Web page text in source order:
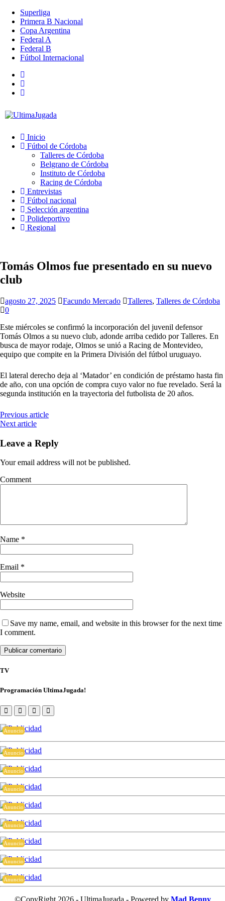
Superliga
Primera B Nacional
Copa Argentina
Federal A
Federal B
Fútbol Internacional
Inicio
Fútbol de Córdoba
Talleres de Córdoba
Belgrano de Córdoba
Instituto de Córdoba
Racing de Córdoba
Entrevistas
Fútbol nacional
Selección argentina
Polideportivo
Regional
Tomás Olmos fue presentado en su nuevo
club
agosto 27, 2025 Facundo Mercado Talleres, Talleres de Córdoba
0
Este miércoles se confirmó la incorporación del juvenil defensor
Tomás Olmos a su nuevo club, adonde arriba cedido por Talleres. En
busca de mayor rodaje, Olmos se unió a Racing de Montevideo,
equipo que compite en la Primera División del fútbol uruguayo.
El lateral derecho deja al ‘Matador’ en condición de préstamo hasta fin
de año, con una opción de compra cuyo valor no fue revelado. Será la
segunda institución en la trayectoria del futbolista de 20 años.
Previous article
Next article
Leave a Reply
Your email address will not be published.
Comment
Name *
Email *
Website
Save my name, email, and website in this browser for the next time
I comment.
TV
Programación UltimaJugada!
Anuncio
Anuncio
Anuncio
Anuncio
Anuncio
Anuncio
Anuncio
Anuncio
Anuncio
©CopyRight 2026 - UltimaJugada - Powered by Mad Benny